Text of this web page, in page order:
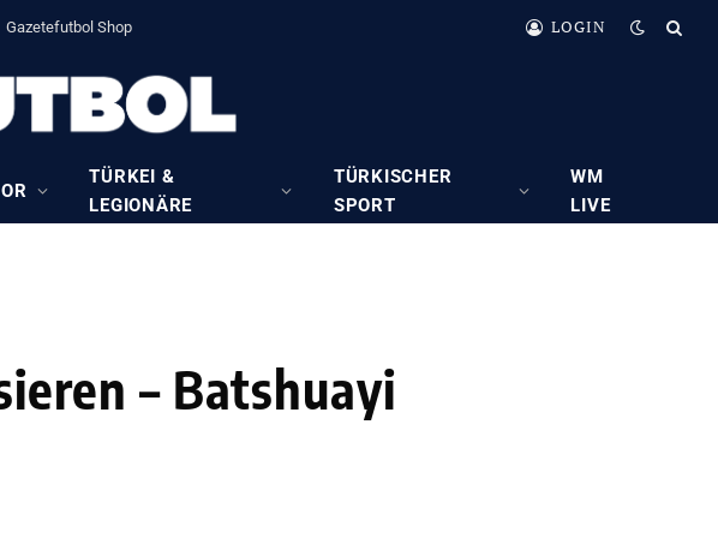
Gazetefutbol Shop LOGIN
TÜRKEI &
LEGIONÄRE
TÜRKISCHER
SPORT
WM
LIVE
– Batshuayi